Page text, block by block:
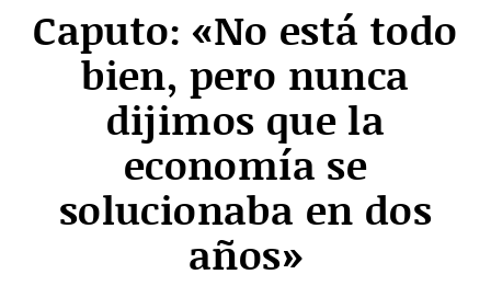
Caputo: «No está todo
bien, pero nunca
dijimos que la
economía se
solucionaba en dos
años»